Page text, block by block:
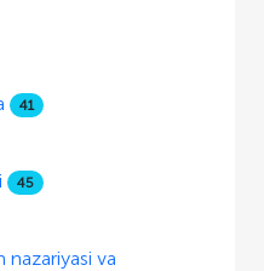
41
45
nazariyasi va